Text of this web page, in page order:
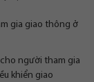
gia giao thông ở
người tham gia
khiển giao